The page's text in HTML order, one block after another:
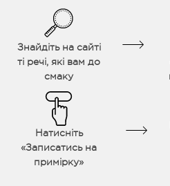
Знайдіть на сайті
ті речі, які вам до
смаку
Натисніть
«Записатись на
примірку»